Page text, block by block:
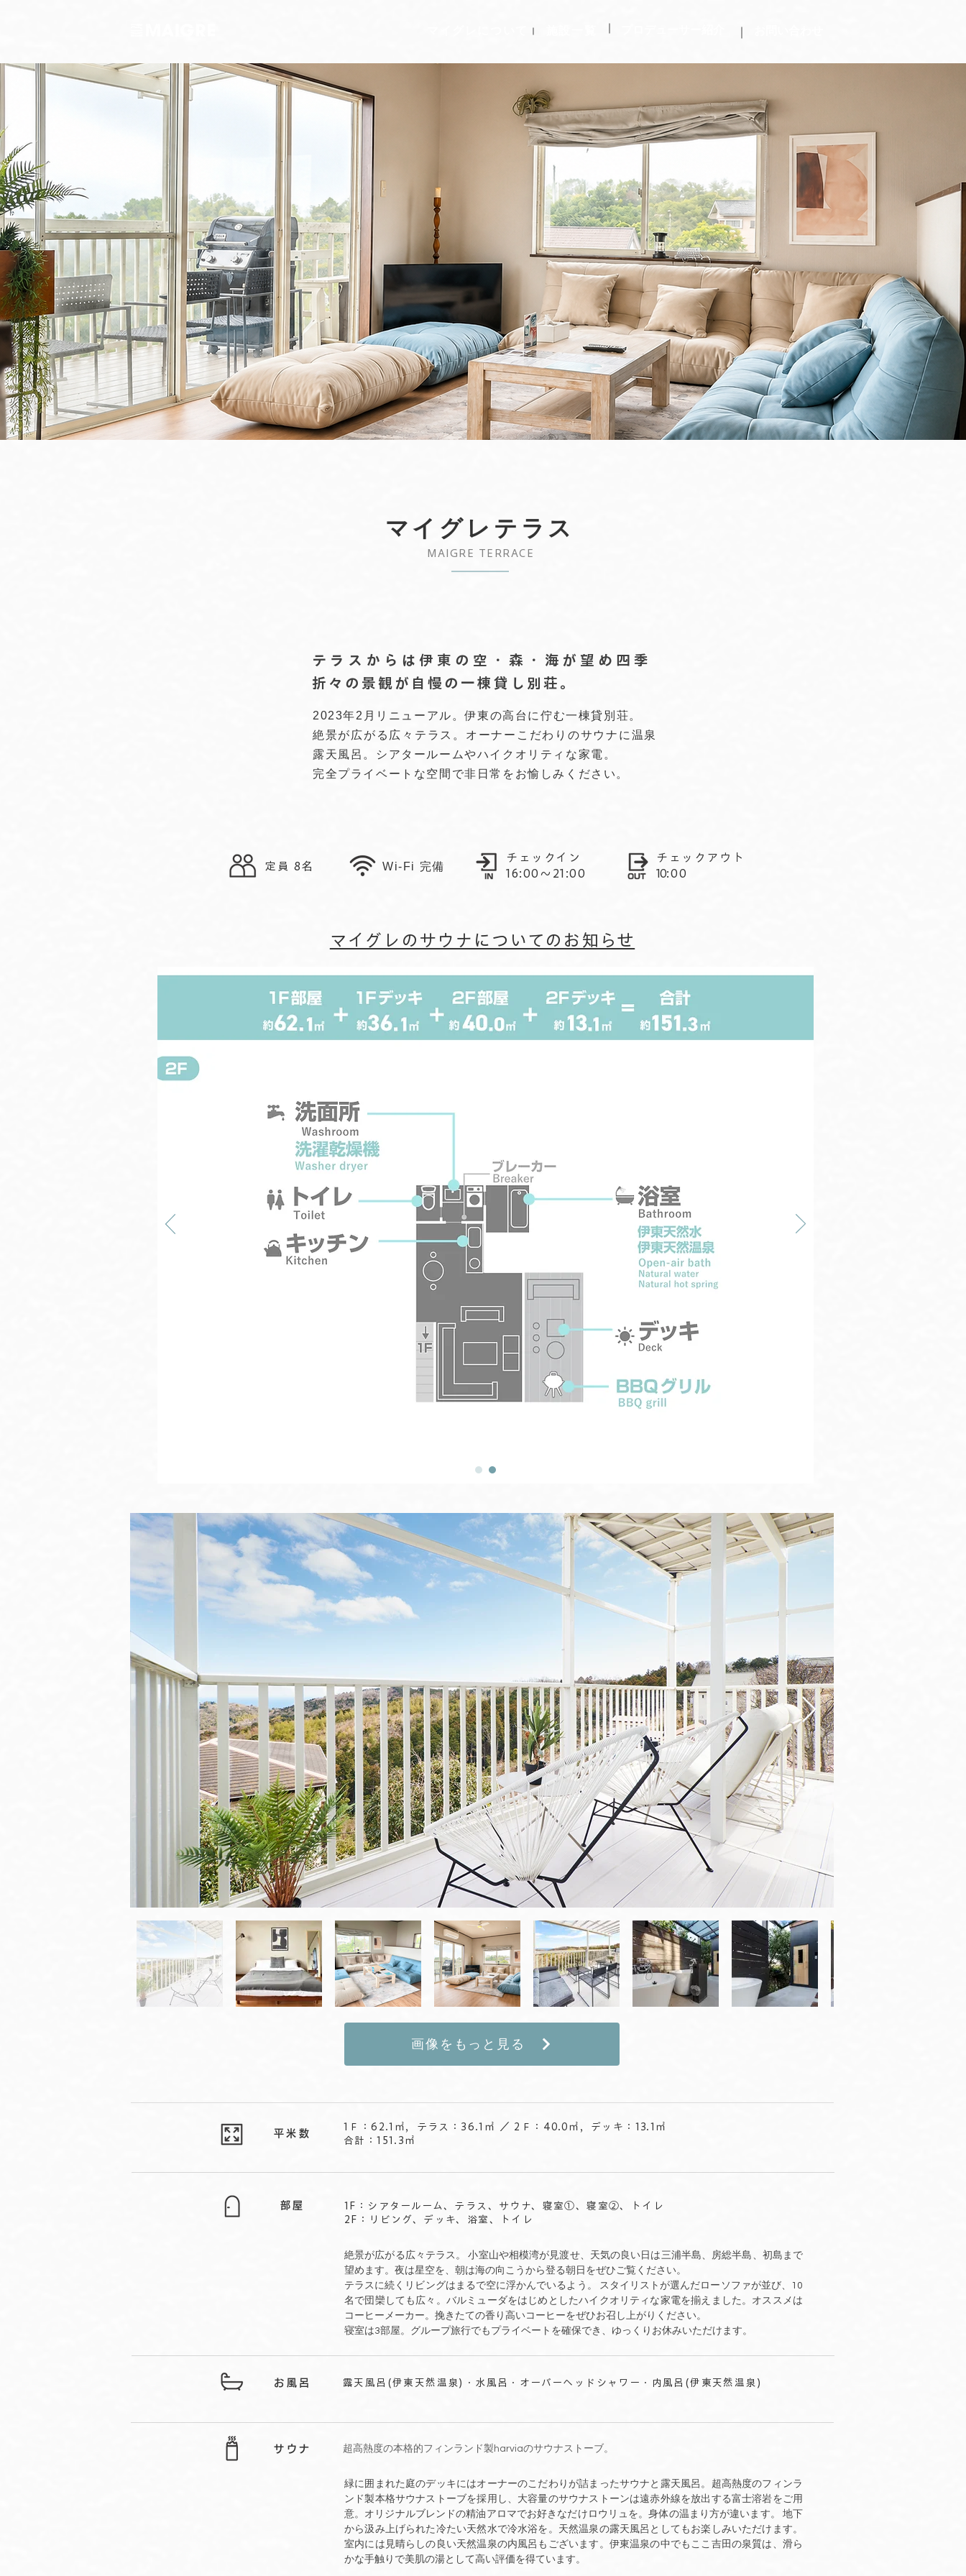
​マイグレテラス
MAIGRE TERRACE
テラスからは伊東の空・森・海が望め四季
折々の景観が自慢の一棟貸し別荘。
2023年2月リニューアル。伊東の高台に佇む一棟貸別荘。
絶景が広がる広々テラス。オーナーこだわりのサウナに温泉
露天風呂。シアタールームやハイ クオリティな家電。
完全プライベートな空間で非日常をお愉しみください。
定員 8名 ​Wi-Fi 完備
チェックイン
16:00〜21:00
チェックアウト
10:00
マイグレのサウナについてのお知らせ
画像をもっと見る
平米数
1Ｆ：62.1㎡，テラス：36.1㎡ ／ 2Ｆ：40.0㎡，デッキ：13.1㎡
合計：151.3㎡
部屋
1F：シアタールーム、テラス、サウナ、寝室①、寝室②、トイレ
2F：リビング、デッキ、浴室、トイレ
絶景が広がる広々テラス。 小室山や相模湾が見渡せ、天気の良い日は三浦半島、房総半島、初島まで
望めます。夜は星空を、朝は海の向こうから登る朝日をぜひご覧ください。
テラスに続くリビングはまるで空に浮かんでいるよう。 スタイリストが選んだローソファが並び、10
名で団欒しても広々。バルミューダをはじめとしたハイクオリティな家電を揃えました。オススメは
コーヒーメーカー。挽きたての香り高いコーヒーをぜひお召し上がりください。
寝室は3部屋。グループ旅行でもプライベートを確保でき、ゆっくりお休みいただけます。
お風呂 露天風呂(伊東天然温泉)・水風呂・オーバーヘッドシャワー・内風呂(伊東天然温泉)
サウナ 超高熱度の本格的フィンランド製harviaのサウナストーブ。
緑に囲まれた庭のデッキにはオーナーのこだわりが詰まったサウナと露天風呂。超高熱度のフィンラ
ンド製本格サウナストーブを採用し、大容量のサウナストーンは遠赤外線を放出する富士溶岩をご用
意。オリジナルブレンドの精油アロマでお好きなだけロウリュを。身体の温まり方が違います。 地下
から汲み上げられた冷たい天然水で冷水浴を。天然温泉の露天風呂としてもお楽しみいただけます。
室内には見晴らしの良い天然温泉の内風呂もございます。伊東温泉の中でもここ吉田の泉質は、滑ら
かな手触りで美肌の湯として高い評価を得ています。